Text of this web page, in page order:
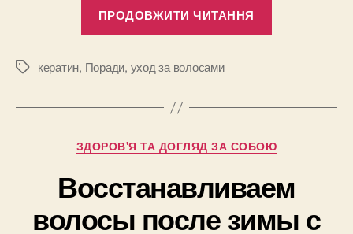
ПРОДОВЖИТИ ЧИТАННЯ
–
чем
Позначки
кератин, Поради, уход за волосами
Категорії
ЗДОРОВ'Я ТА ДОГЛЯД ЗА СОБОЮ
Восстанавливаем
волосы после зимы с